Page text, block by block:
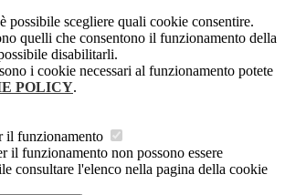
possibile scegliere quali cookie consentire.
quelli che consentono il funzionamento della
disabilitarli.
i cookie necessari al funzionamento potete
POLICY.
il funzionamento
il funzionamento non possono essere
consultare l'elenco nella pagina della cookie